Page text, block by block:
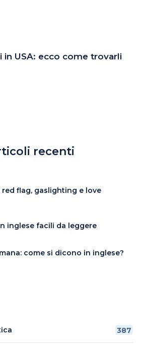
in USA: ecco come trovarli
recenti
flag, gaslighting e love
inglese facili da leggere
come si dicono in inglese?
387